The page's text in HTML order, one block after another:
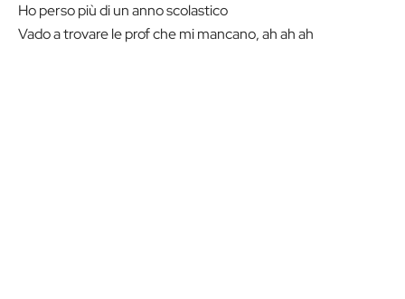
Ho perso più di un anno scolastico
Vado a trovare le prof che mi mancano, ah ah ah